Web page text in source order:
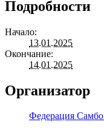
Подробности
Начало:
13.01.2025
Окончание:
14.01.2025
Организатор
Федерация Самбо